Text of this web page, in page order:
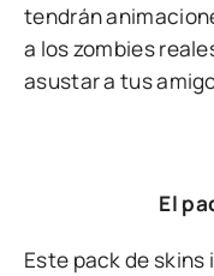
tendrán
a los zombies
asustar a tus
El
Este pack de skins